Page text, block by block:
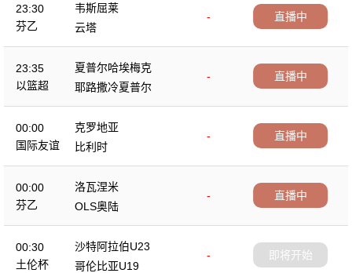
23:30
芬乙
韦斯屈莱
-
云塔
直播中
23:35
以篮超
夏普尔哈埃梅克
-
耶路撒冷夏普尔
直播中
00:00
国际友谊
克罗地亚
-
比利时
直播中
00:00
芬乙
洛瓦涅米
-
OLS奥陆
直播中
00:30
土伦杯
沙特阿拉伯U23
-
哥伦比亚U19
即将开始